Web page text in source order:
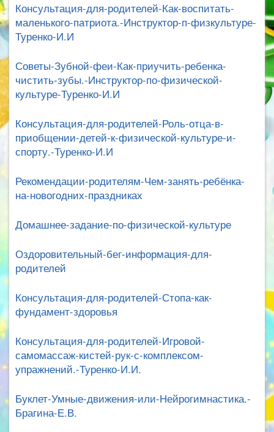
Консультация-для-родителей-Как-воспитать-
маленького-патриота.-Инструктор-п-физкультуре-
Туренко-И.И
Советы-Зубной-феи-Как-приучить-ребенка-
чистить-зубы.-Инструктор-по-физической-
культуре-Туренко-И.И
Консультация-для-родителей-Роль-отца-в-
приобщении-детей-к-физической-культуре-и-
спорту.-Туренко-И.И
Рекомендации-родителям-Чем-занять-ребёнка-
на-новогодних-праздниках
Домашнее-задание-по-физической-культуре
Оздоровительный-бег-информация-для-
родителей
Консультация-для-родителей-Стопа-как-
фундамент-здоровья
Консультация-для-родителей-Игровой-
самомассаж-кистей-рук-с-комплексом-
упражнений.-Туренко-И.И.
Буклет-Умные-движения-или-Нейрогимнастика.-
Брагина-Е.В.